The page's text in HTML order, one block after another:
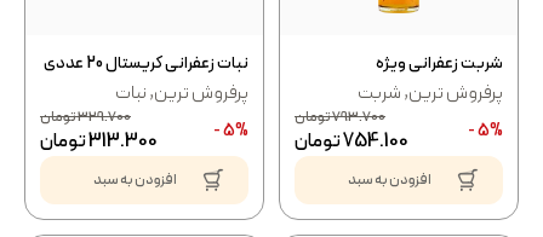
شربت زعفرانی ویژه
پرفروش ترین,شربت
5% -
793.700تومان
754.100تومان
افزودن به سبد
نبات زعفرانی کریستال 20 عددی
پرفروش ترین,نبات
5% -
329.700تومان
313.300تومان
افزودن به سبد